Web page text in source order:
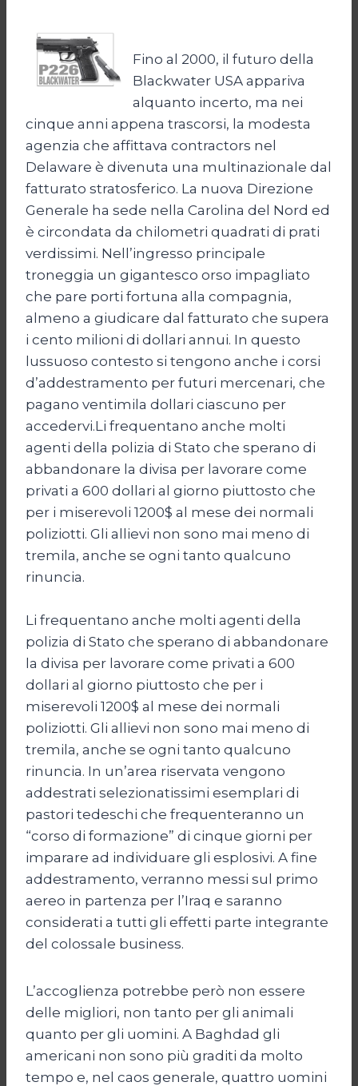
Fino al 2000, il futuro della
Blackwater USA appariva
alquanto incerto, ma nei
cinque anni appena trascorsi, la modesta
agenzia che affittava contractors nel
Delaware è divenuta una multinazionale dal
fatturato stratosferico. La nuova Direzione
Generale ha sede nella Carolina del Nord ed
è circondata da chilometri quadrati di prati
verdissimi. Nell’ingresso principale
troneggia un gigantesco orso impagliato
che pare porti fortuna alla compagnia,
almeno a giudicare dal fatturato che supera
i cento milioni di dollari annui. In questo
lussuoso contesto si tengono anche i corsi
d’addestramento per futuri mercenari, che
pagano ventimila dollari ciascuno per
accedervi.Li frequentano anche molti
agenti della polizia di Stato che sperano di
abbandonare la divisa per lavorare come
privati a 600 dollari al giorno piuttosto che
per i miserevoli 1200$ al mese dei normali
poliziotti. Gli allievi non sono mai meno di
tremila, anche se ogni tanto qualcuno
rinuncia.
Li frequentano anche molti agenti della
polizia di Stato che sperano di abbandonare
la divisa per lavorare come privati a 600
dollari al giorno piuttosto che per i
miserevoli 1200$ al mese dei normali
poliziotti. Gli allievi non sono mai meno di
tremila, anche se ogni tanto qualcuno
rinuncia. In un’area riservata vengono
addestrati selezionatissimi esemplari di
pastori tedeschi che frequenteranno un
“corso di formazione” di cinque giorni per
imparare ad individuare gli esplosivi. A fine
addestramento, verranno messi sul primo
aereo in partenza per l’Iraq e saranno
considerati a tutti gli effetti parte integrante
del colossale business.
L’accoglienza potrebbe però non essere
delle migliori, non tanto per gli animali
quanto per gli uomini. A Baghdad gli
americani non sono più graditi da molto
tempo e, nel caos generale, quattro uomini